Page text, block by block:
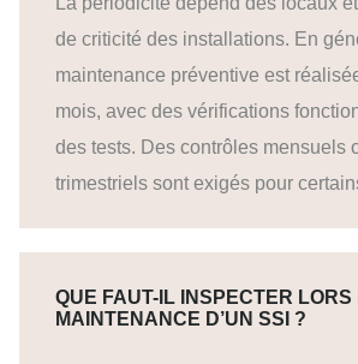
de criticité des installations. En
maintenance préventive est
mois, avec des vérifications
des tests. Des contrôles mensuels
trimestriels sont exigés pour
QUE FAUT-IL INSPECTER LORS
MAINTENANCE D’UN SSI ?